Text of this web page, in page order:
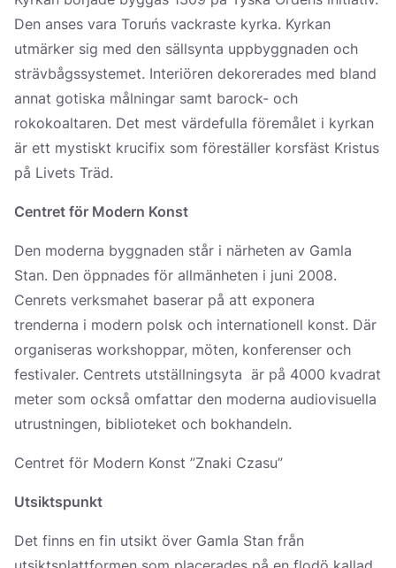
Den anses vara Toruńs vackraste kyrka. Kyrkan
utmärker sig med den sällsynta uppbyggnaden och
strävbågssystemet. Interiören dekorerades med bland
annat gotiska målningar samt barock- och
rokokoaltaren. Det mest värdefulla föremålet i kyrkan
är ett mystiskt krucifix som föreställer korsfäst Kristus
på Livets Träd.
Centret för Modern Konst
Den moderna byggnaden står i närheten av Gamla
Stan. Den öppnades för allmänheten i juni 2008.
Cenrets verksmahet baserar på att exponera
trenderna i modern polsk och internationell konst. Där
organiseras workshoppar, möten, konferenser och
festivaler. Centrets utställningsyta är på 4000 kvadrat
meter som också omfattar den moderna audiovisuella
utrustningen, biblioteket och bokhandeln.
Centret för Modern Konst ”Znaki Czasu”
Utsiktspunkt
Det finns en fin utsikt över Gamla Stan från